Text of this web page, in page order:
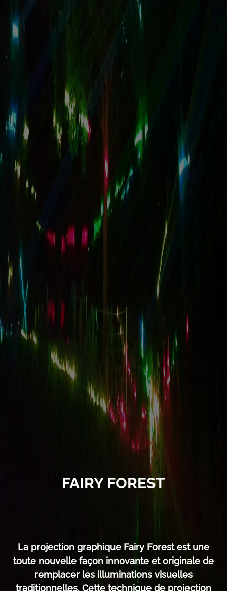
FAIRY FOREST
La projection graphique Fairy Forest est une
toute nouvelle façon innovante et originale de
remplacer les illuminations visuelles
traditionnelles. Cette technique de projection